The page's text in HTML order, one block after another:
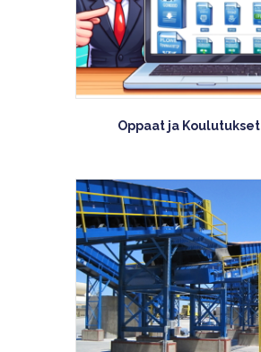
Oppaat ja Koulutukset